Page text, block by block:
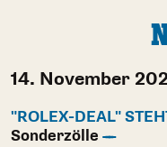
14. November
"ROLEX-DEAL"
Sonderzölle